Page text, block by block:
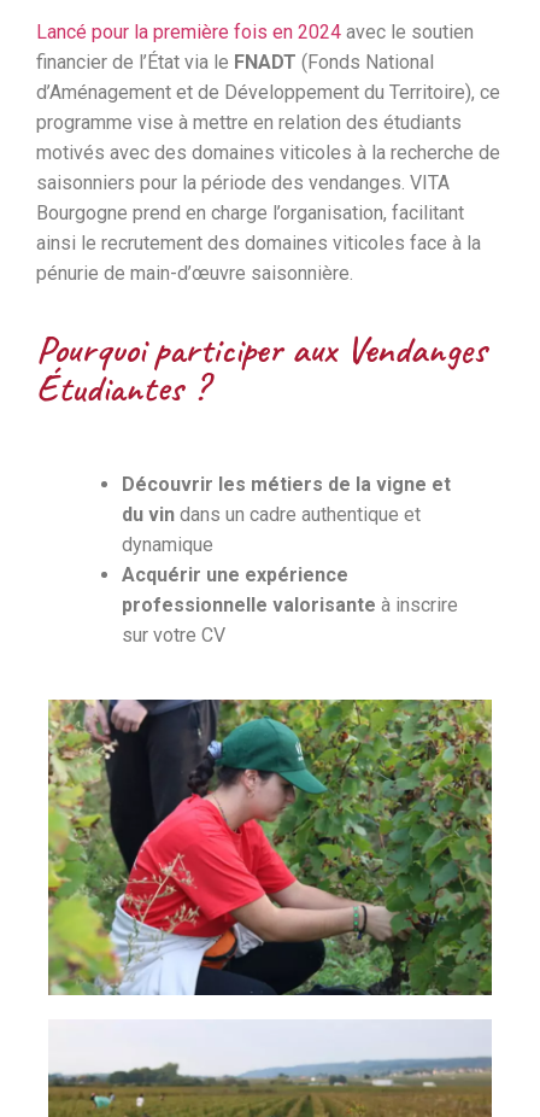
Lancé pour la première fois en 2024 avec le soutien
financier de l’État via le FNADT (Fonds National
d’Aménagement et de Développement du Territoire), ce
programme vise à mettre en relation des étudiants
motivés avec des domaines viticoles à la recherche de
saisonniers pour la période des vendanges. VITA
Bourgogne prend en charge l’organisation, facilitant
ainsi le recrutement des domaines viticoles face à la
pénurie de main-d’œuvre saisonnière.
Pourquoi participer aux Vendanges
Étudiantes ?
Découvrir les métiers de la vigne et
du vin dans un cadre authentique et
dynamique
Acquérir une expérience
professionnelle valorisante à inscrire
sur votre CV